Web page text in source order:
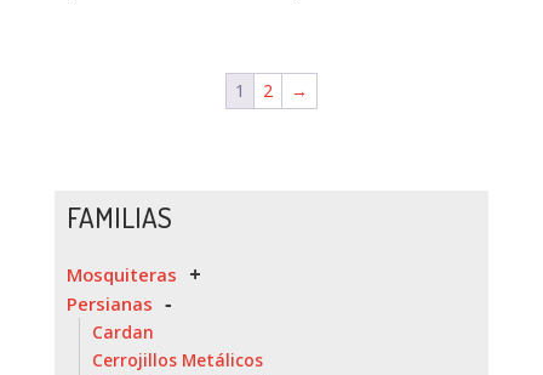
1 2 →
FAMILIAS
Mosquiteras
Persianas
Cardan
Cerrojillos Metálicos